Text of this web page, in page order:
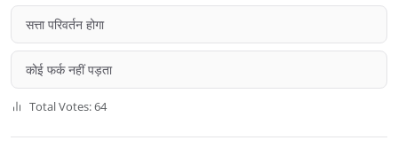
सत्ता परिवर्तन होगा
कोई फर्क नहीं पड़ता
Total Votes: 64